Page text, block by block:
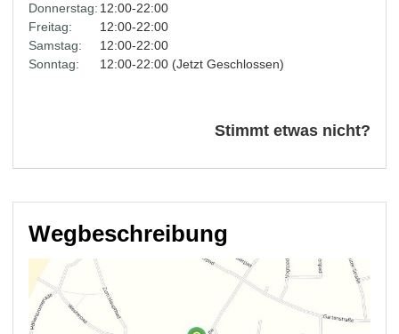
Donnerstag: 12:00-22:00
Freitag:
12:00-22:00
Samstag:
12:00-22:00
Sonntag:
12:00-22:00 (Jetzt Geschlossen)
Stimmt etwas nicht?
Wegbeschreibung